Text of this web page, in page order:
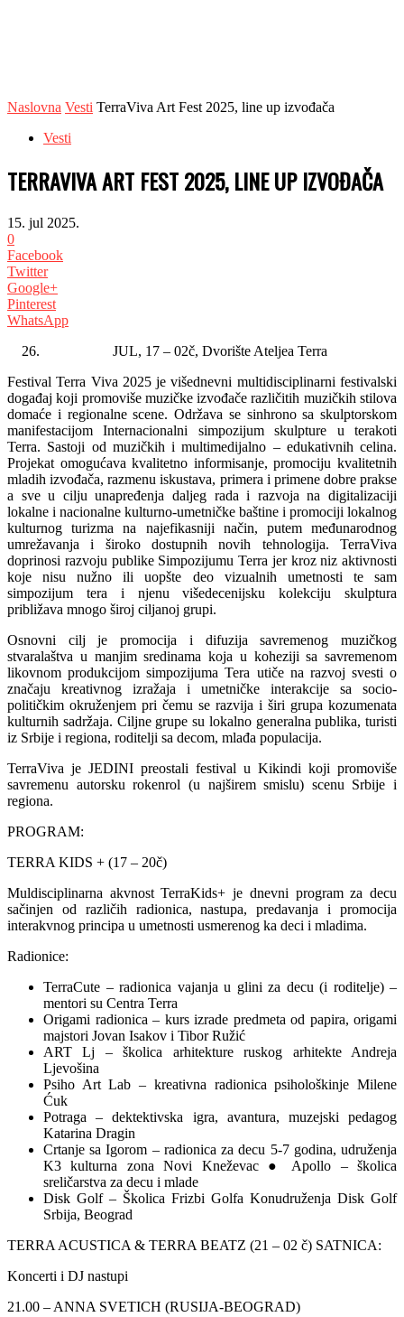
Naslovna Vesti TerraViva Art Fest 2025, line up izvođača
Vesti
TERRAVIVA ART FEST 2025, LINE UP IZVOĐAČA
15. jul 2025.
0
Facebook
Twitter
Google+
Pinterest
WhatsApp
JUL, 17 – 02č, Dvorište Ateljea Terra
Festival Terra Viva 2025 je višednevni multidisciplinarni festivalski
događaj koji promoviše muzičke izvođače različitih muzičkih stilova
domaće i regionalne scene. Održava se sinhrono sa skulptorskom
manifestacijom Internacionalni simpozijum skulpture u terakoti
Terra. Sastoji od muzičkih i multimedijalno – edukativnih celina.
Projekat omogućava kvalitetno informisanje, promociju kvalitetnih
mladih izvođača, razmenu iskustava, primera i primene dobre prakse
a sve u cilju unapređenja daljeg rada i razvoja na digitalizaciji
lokalne i nacionalne kulturno-umetničke baštine i promociji lokalnog
kulturnog turizma na najefikasniji način, putem međunarodnog
umrežavanja i široko dostupnih novih tehnologija. TerraViva
doprinosi razvoju publike Simpozijumu Terra jer kroz niz aktivnosti
koje nisu nužno ili uopšte deo vizualnih umetnosti te sam
simpozijum tera i njenu višedecenijsku kolekciju skulptura
približava mnogo široj ciljanoj grupi.
Osnovni cilj je promocija i difuzija savremenog muzičkog
stvaralaštva u manjim sredinama koja u koheziji sa savremenom
likovnom produkcijom simpozijuma Tera utiče na razvoj svesti o
značaju kreativnog izražaja i umetničke interakcije sa socio-
političkim okruženjem pri čemu se razvija i širi grupa kozumenata
kulturnih sadržaja. Ciljne grupe su lokalno generalna publika, turisti
iz Srbije i regiona, roditelji sa decom, mlađa populacija.
TerraViva je JEDINI preostali festival u Kikindi koji promoviše
savremenu autorsku rokenrol (u najširem smislu) scenu Srbije i
regiona.
PROGRAM:
TERRA KIDS + (17 – 20č)
Muldisciplinarna akvnost TerraKids+ je dnevni program za decu
sačinjen od različih radionica, nastupa, predavanja i promocija
interakvnog principa u umetnosti usmerenog ka deci i mladima.
Radionice:
TerraCute – radionica vajanja u glini za decu (i roditelje) –
mentori su Centra Terra
Origami radionica – kurs izrade predmeta od papira, origami
majstori Jovan Isakov i Tibor Ružić
ART Lj – školica arhitekture ruskog arhitekte Andreja
Ljevošina
Psiho Art Lab – kreativna radionica psihološkinje Milene
Ćuk
Potraga – dektektivska igra, avantura, muzejski pedagog
Katarina Dragin
Crtanje sa Igorom – radionica za decu 5-7 godina, udruženja
K3 kulturna zona Novi Kneževac ● Apollo – školica
sreličarstva za decu i mlade
Disk Golf – Školica Frizbi Golfa Konudruženja Disk Golf
Srbija, Beograd
TERRA ACUSTICA & TERRA BEATZ (21 – 02 č) SATNICA:
Koncerti i DJ nastupi
21.00 – ANNA SVETICH (RUSIJA-BEOGRAD)